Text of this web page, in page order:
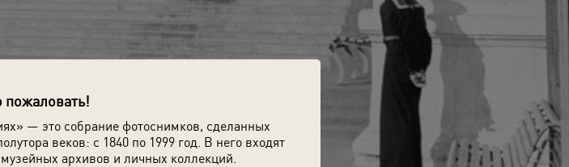
пожаловать!
— это собрание фотоснимков, сделанных
веков: с 1840 по 1999 год. В него входят
архивов и личных коллекций.